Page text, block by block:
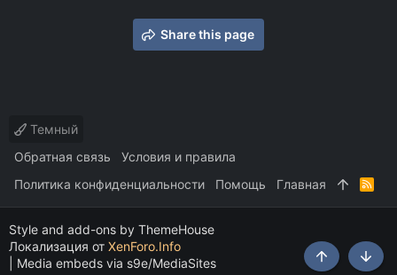
Share this page
Темный
Обратная связь
Условия и правила
Политика конфиденциальности
Помощь Главная
R
Style and add-ons by ThemeHouse
Локализация от XenForo.Info
Media embeds via s9e/MediaSites Сверху Снизу